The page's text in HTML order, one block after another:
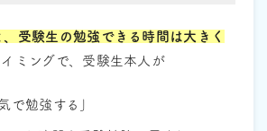
受験生の勉強できる時間は大きく
イミングで、受験生本人が
で勉強する」